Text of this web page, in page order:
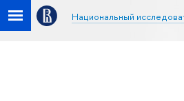
Национальный